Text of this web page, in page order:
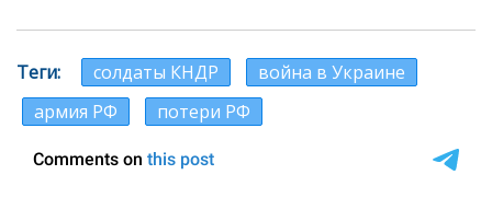
Теги солдаты КНДР
война в Украине
армия РФ
потери РФ